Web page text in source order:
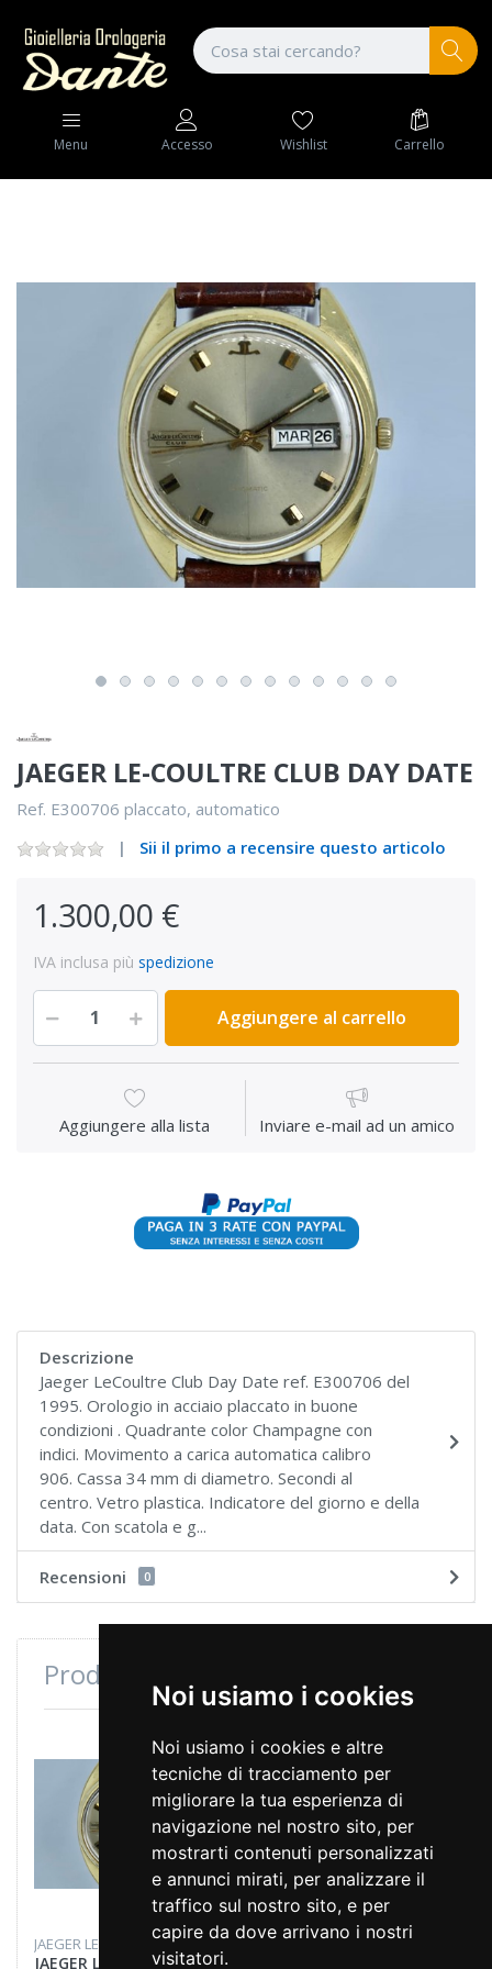
Noi usiamo i cookies
Noi usiamo i cookies e altre
tecniche di tracciamento per
migliorare la tua esperienza di
navigazione nel nostro sito, per
mostrarti contenuti personalizzati
e annunci mirati, per analizzare il
traffico sul nostro sito, e per
capire da dove arrivano i nostri
visitatori.
Menu Accesso Wishlist Carrello
JAEGER LE-COULTRE CLUB DAY DATE
Ref. E300706 placcato, automatico
Sii il primo a recensire questo articolo
1.300,00 €
IVA inclusa più spedizione
Aggiungere al carrello
Aggiungere alla lista Inviare e-mail ad un amico
Descrizione
Jaeger LeCoultre Club Day Date ref. E300706 del
1995. Orologio in acciaio placcato in buone
condizioni . Quadrante color Champagne con
indici. Movimento a carica automatica calibro
906. Cassa 34 mm di diametro. Secondi al
centro. Vetro plastica. Indicatore del giorno e della
data. Con scatola e g...
Recensioni 0
Prodotti consultati di recente
JAEGER LECOULTRE
JAEGER LE-COULTRE CLUB